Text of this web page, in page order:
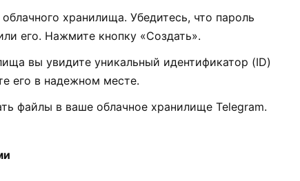
хранилища. Убедитесь, что пароль
его. Нажмите кнопку «Создать».
вы увидите уникальный идентификатор (ID)
его в надежном месте.
файлы в ваше облачное хранилище Telegram.